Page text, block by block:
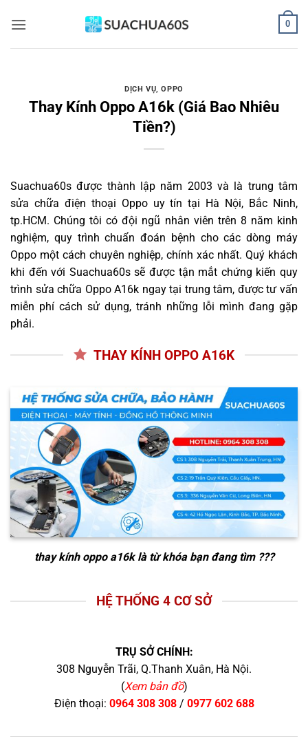
qua
0
DỊCH VỤ,OPPO
Thay Kính Oppo A16k (Giá Bao Nhiêu
Tiền?)
Suachua60s được thành lập năm 2003 và là trung tâm
sửa chữa điện thoại Oppo uy tín tại Hà Nội, Bắc Ninh,
tp.HCM. Chúng tôi có đội ngũ nhân viên trên 8 năm kinh
nghiệm, quy trình chuẩn đoán bệnh cho các dòng máy
Oppo một cách chuyên nghiệp, chính xác nhất. Quý khách
khi đến với Suachua60s sẽ được tận mắt chứng kiến quy
trình sửa chữa Oppo A16k ngay tại trung tâm, được tư vấn
miễn phí cách sử dụng, tránh những lỗi mình đang gặp
phải.
THAY KÍNH OPPO A16K
thay kính oppo a16klà từ khóa bạn đang tìm ???
HỆ THỐNG 4 CƠ SỞ
TRỤ SỞ CHÍNH:
308 Nguyễn Trãi, Q.Thanh Xuân, Hà Nội.
(Xem bản đồ)
Điện thoại: 0964 308 308/ 0977 602 688